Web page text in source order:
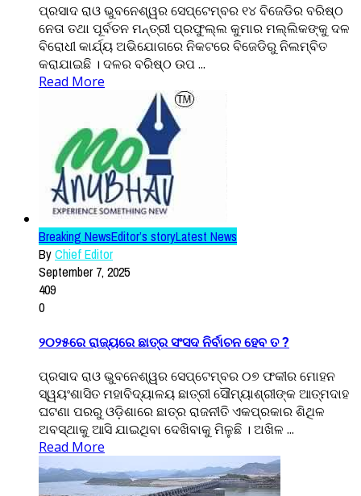
ପ୍ରସାଦ ରାଓ ଭୁବନେଶ୍ୱର ସେପ୍ଟେମ୍ବର ୧୪ ବିଜେଡିର ବରିଷ୍ଠ
ନେତା ତଥା ପୂର୍ବତନ ମନ୍ତ୍ରୀ ପ୍ରଫୁଲ୍ଲ କୁମାର ମଲ୍ଲିକଙ୍କୁ ଦଳ
ବିରୋଧୀ କାର୍ଯ୍ୟ ଅଭିଯୋଗରେ ନିକଟରେ ବିଜେଡିରୁ ନିଲମ୍ବିତ
କରାଯାଇଛି । ଦଳର ବରିଷ୍ଠ ଉପ ...
Read More
Breaking NewsEditor’s storyLatest News
ByChief Editor
September 7, 2025
409
0
୨୦୨୫ରେ ରାଜ୍ୟରେ ଛାତ୍ର ସଂସଦ ନିର୍ବାଚନ ହେବ ତ ?
ପ୍ରସାଦ ରାଓ ଭୁବନେଶ୍ୱର ସେପ୍ଟେମ୍ବର ୦୭ ଫକୀର ମୋହନ
ସ୍ୱୟଂଶାସିତ ମହାବିଦ୍ୟାଳୟ ଛାତ୍ରୀ ସୌମ୍ୟାଶ୍ରୀଙ୍କ ଆତ୍ମଦାହ
ଘଟଣା ପରରୁ ଓଡ଼ିଶାରେ ଛାତ୍ର ରାଜନୀତି ଏକପ୍ରକାର ଶିଥିଳ
ଅବସ୍ଥାକୁ ଆସି ଯାଇଥିବା ଦେଖିବାକୁ ମିଳୁଛି । ଅଖିଳ ...
Read More